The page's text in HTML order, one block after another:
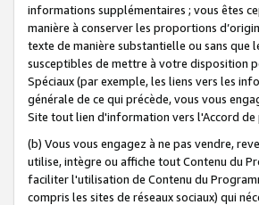
informations supplémentaires ; vous êtes
manière à conserver les proportions
texte de manière substantielle ou sans que
susceptibles de mettre à votre disposition
Spéciaux (par exemple, les liens vers les
générale de ce qui précède, vous vous
Site tout lien d'information vers l'Accord
(b) Vous vous engagez à ne pas vendre,
utilise, intègre ou affiche tout Contenu du
faciliter l'utilisation de Contenu du
compris les sites de réseaux sociaux) qui